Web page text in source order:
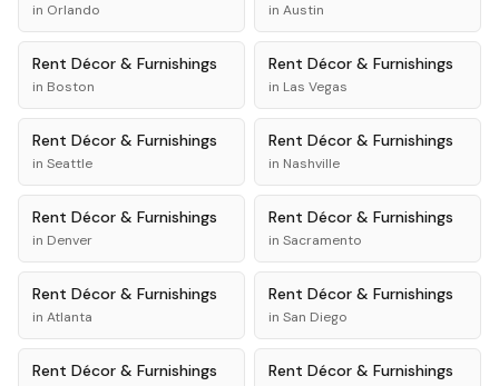
in Orlando in Austin
Rent Décor & Furnishings
in Boston
Rent Décor & Furnishings
in Las Vegas
Rent Décor & Furnishings
in Seattle
Rent Décor & Furnishings
in Nashville
Rent Décor & Furnishings
in Denver
Rent Décor & Furnishings
in Sacramento
Rent Décor & Furnishings
in Atlanta
Rent Décor & Furnishings
in San Diego
Rent Décor & Furnishings Rent Décor & Furnishings